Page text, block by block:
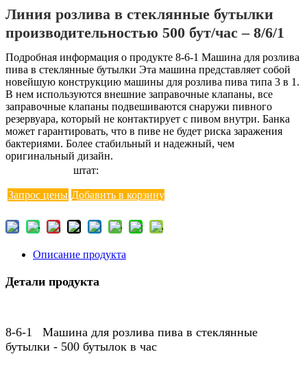
Линия розлива в стеклянные бутылки
производительностью 500 бут/час – 8/6/1
Подробная информация о продукте 8-6-1 Машина для розлива
пива в стеклянные бутылки Эта машина представляет собой
новейшую конструкцию машины для розлива пива типа 3 в 1.
В нем используются внешние заправочные клапаны, все
заправочные клапаны подвешиваются снаружи пивного
резервуара, который не контактирует с пивом внутри. Банка
может гарантировать, что в пиве не будет риска заражения
бактериями. Более стабильный и надежный, чем
оригинальный дизайн.
штат:
Запрос цены Добавить в корзину
Описание продукта
Детали продукта
8-6-1 Машина для розлива пива в стеклянные
бутылки - 500 бутылок в час